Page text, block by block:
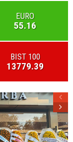
EURO
55.16
BIST 100
13779.39